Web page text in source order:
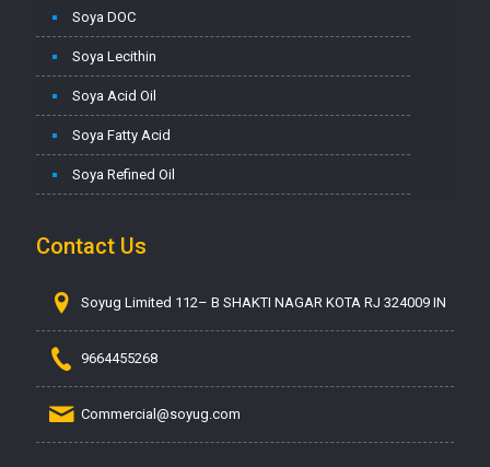
Soya DOC
Soya Lecithin
Soya Acid Oil
Soya Fatty Acid
Soya Refined Oil
Contact Us
Soyug Limited 112– B SHAKTI NAGAR KOTA RJ 324009 IN
9664455268
Commercial@soyug.com